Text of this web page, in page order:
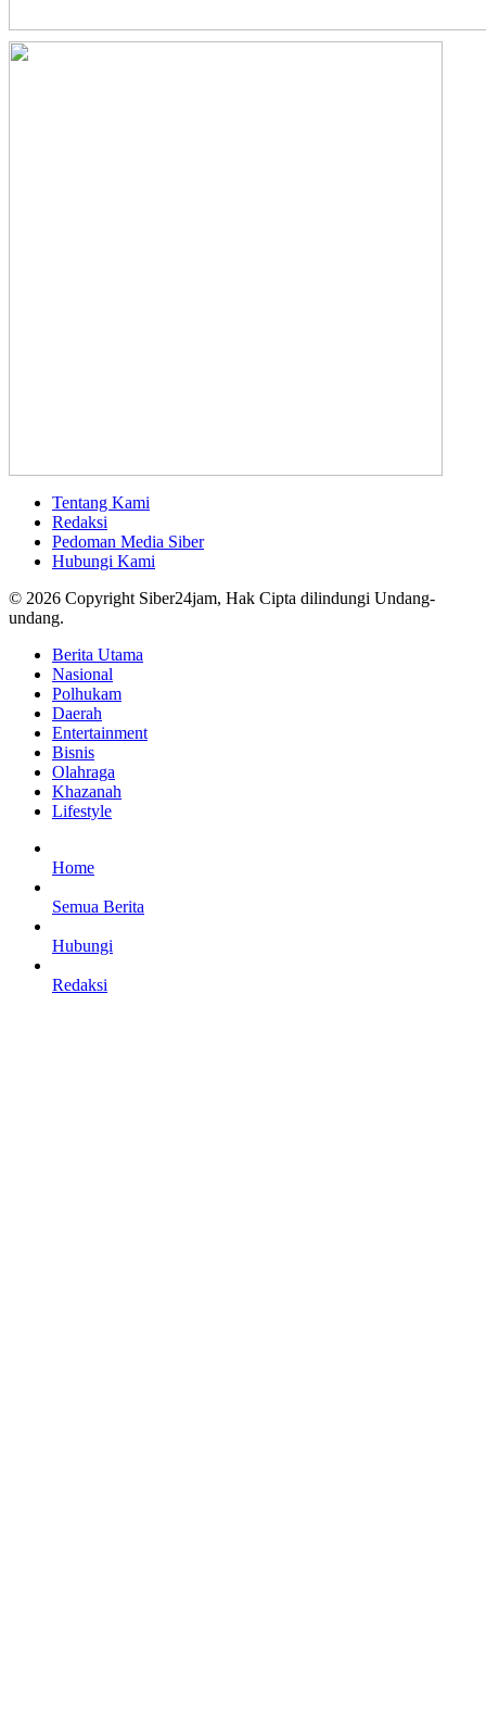
Tentang Kami
Redaksi
Pedoman Media Siber
Hubungi Kami
© 2026 Copyright Siber24jam, Hak Cipta dilindungi Undang-
undang.
Berita Utama
Nasional
Polhukam
Daerah
Entertainment
Bisnis
Olahraga
Khazanah
Lifestyle
Home
Semua Berita
Hubungi
Redaksi